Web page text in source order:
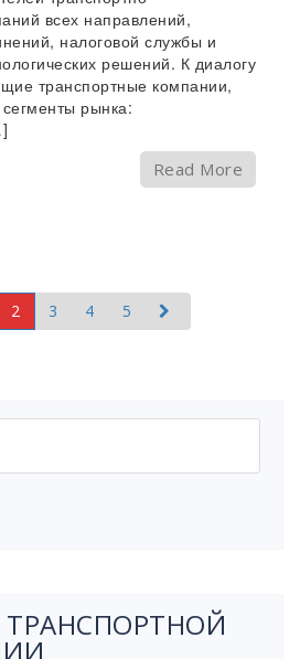
всех направлений,
налоговой службы и
решений. К диалогу
транспортные компании,
рынка:
Read More
2 3 4 5
ТРАНСПОРТНОЙ